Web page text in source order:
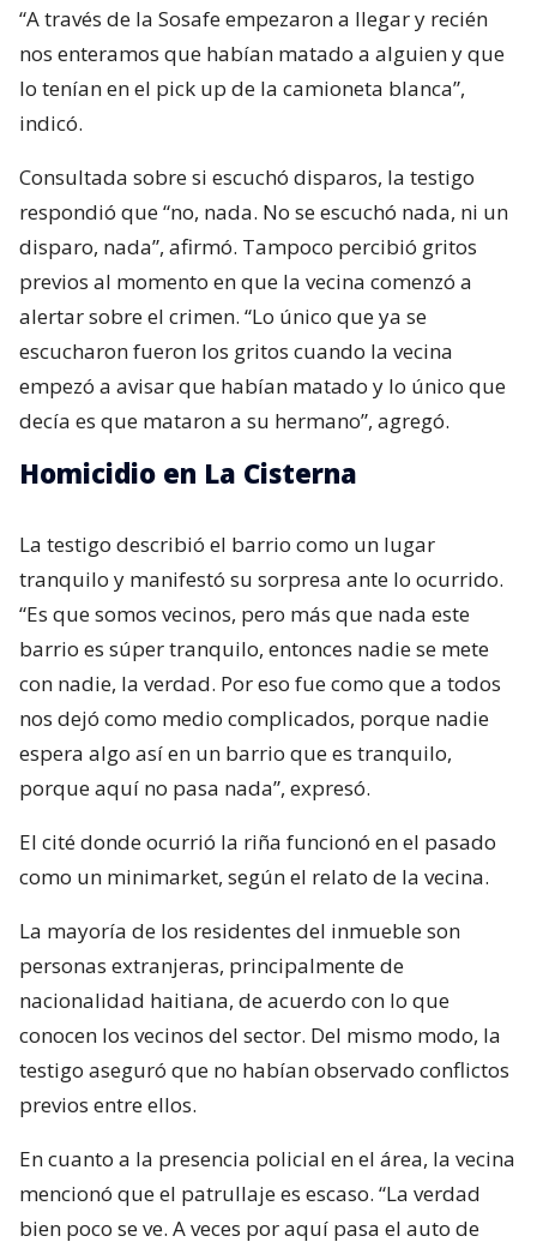
“A través de la Sosafe empezaron a llegar y recién
nos enteramos que habían matado a alguien y que
lo tenían en el pick up de la camioneta blanca”,
indicó.
Consultada sobre si escuchó disparos, la testigo
respondió que “no, nada. No se escuchó nada, ni un
disparo, nada”, afirmó. Tampoco percibió gritos
previos al momento en que la vecina comenzó a
alertar sobre el crimen. “Lo único que ya se
escucharon fueron los gritos cuando la vecina
empezó a avisar que habían matado y lo único que
decía es que mataron a su hermano”, agregó.
Homicidio en La Cisterna
La testigo describió el barrio como un lugar
tranquilo y manifestó su sorpresa ante lo ocurrido.
“Es que somos vecinos, pero más que nada este
barrio es súper tranquilo, entonces nadie se mete
con nadie, la verdad. Por eso fue como que a todos
nos dejó como medio complicados, porque nadie
espera algo así en un barrio que es tranquilo,
porque aquí no pasa nada”, expresó.
El cité donde ocurrió la riña funcionó en el pasado
como un minimarket, según el relato de la vecina.
La mayoría de los residentes del inmueble son
personas extranjeras, principalmente de
nacionalidad haitiana, de acuerdo con lo que
conocen los vecinos del sector. Del mismo modo, la
testigo aseguró que no habían observado conflictos
previos entre ellos.
En cuanto a la presencia policial en el área, la vecina
mencionó que el patrullaje es escaso. “La verdad
bien poco se ve. A veces por aquí pasa el auto de